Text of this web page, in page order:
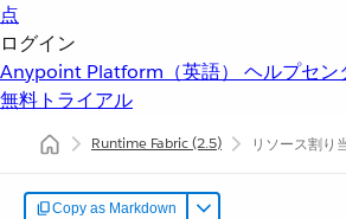
点
ログイン
Anypoint Platform（英語） ヘルプセン
無料トライアル
Runtime Fabric(2.5) リソース割り
Copy as Markdown